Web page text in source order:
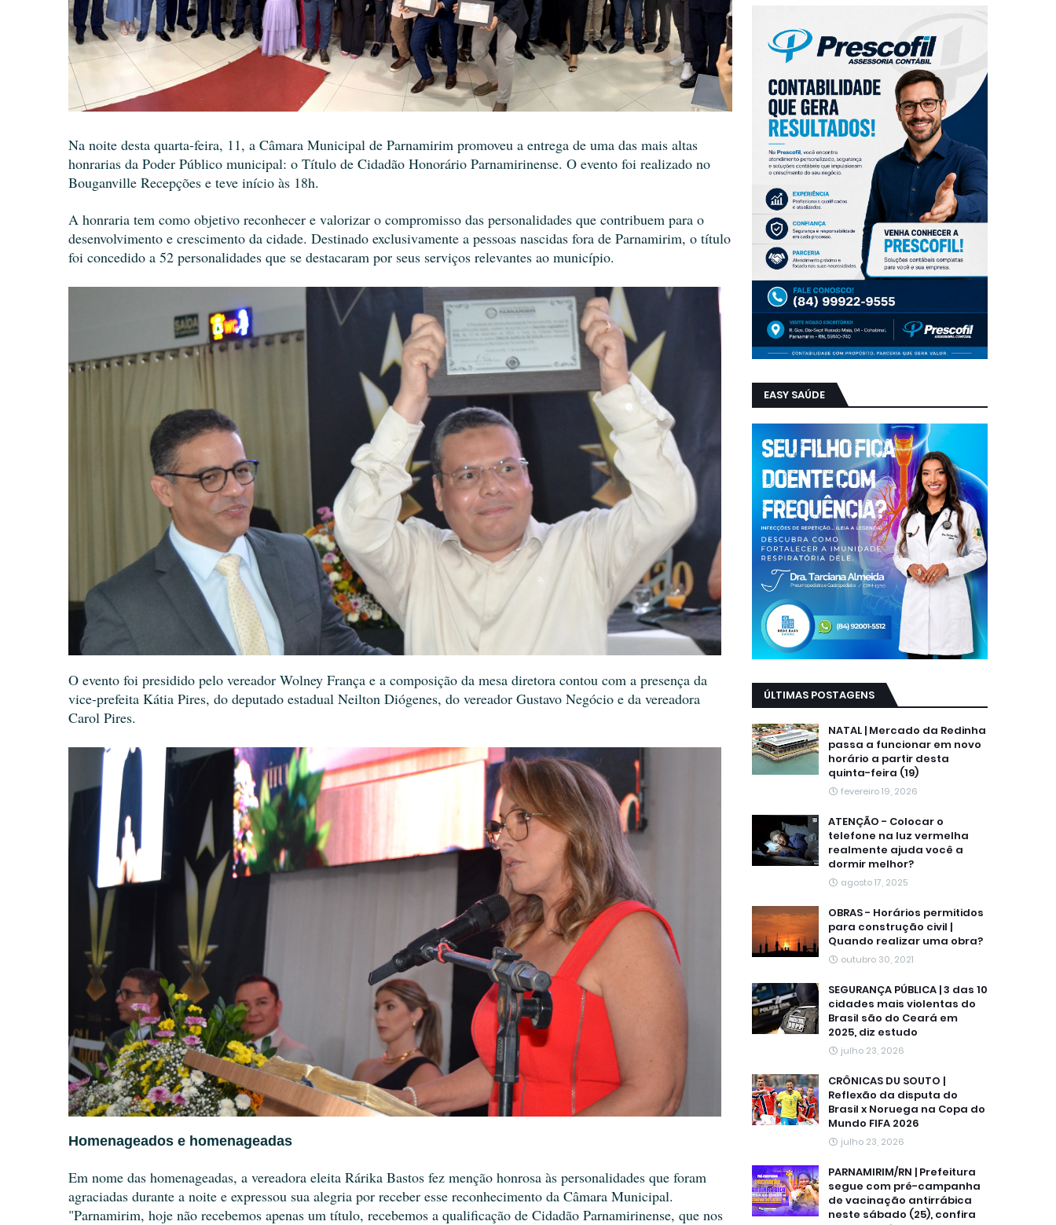
Na noite desta quarta-feira, 11, a Câmara Municipal de Parnamirim promoveu a entrega de uma das mais altas
honrarias da Poder Público municipal: o Título de Cidadão Honorário Parnamirinense. O evento foi realizado no
Bouganville Recepções e teve início às 18h.
A honraria tem como objetivo reconhecer e valorizar o compromisso das personalidades que contribuem para o
desenvolvimento e crescimento da cidade. Destinado exclusivamente a pessoas nascidas fora de Parnamirim, o título
foi concedido a 52 personalidades que se destacaram por seus serviços relevantes ao município.
O evento foi presidido pelo vereador Wolney França e a composição da mesa diretora contou com a presença da
vice-prefeita Kátia Pires, do deputado estadual Neilton Diógenes, do vereador Gustavo Negócio e da vereadora
Carol Pires.
Homenageados e homenageadas
Em nome das homenageadas, a vereadora eleita Rárika Bastos fez menção honrosa às personalidades que foram
agraciadas durante a noite e expressou sua alegria por receber esse reconhecimento da Câmara Municipal.
"Parnamirim, hoje não recebemos apenas um título, recebemos a qualificação de Cidadão Parnamirinense, que nos
EASY SAÚDE
ÚLTIMAS POSTAGENS
NATAL | Mercado da Redinha
passa a funcionar em novo
horário a partir desta
quinta-feira (19)
fevereiro 19, 2026
ATENÇÃO - Colocar o
telefone na luz vermelha
realmente ajuda você a
dormir melhor?
agosto 17, 2025
OBRAS - Horários permitidos
para construção civil |
Quando realizar uma obra?
outubro 30, 2021
SEGURANÇA PÚBLICA | 3 das 10
cidades mais violentas do
Brasil são do Ceará em
2025, diz estudo
julho 23, 2026
CRÔNICAS DU SOUTO |
Reflexão da disputa do
Brasil x Noruega na Copa do
Mundo FIFA 2026
julho 23, 2026
PARNAMIRIM/RN | Prefeitura
segue com pré-campanha
de vacinação antirrábica
neste sábado (25), confira